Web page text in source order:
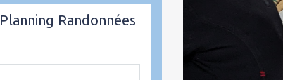
Planning Randonnées